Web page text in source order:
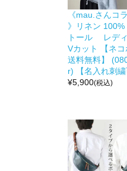
《mau.さんコ
》リネン 100%
トール レデ
Vカット 【ネ
送料無料】
r) 【名入れ刺繍
¥5,900(税込)